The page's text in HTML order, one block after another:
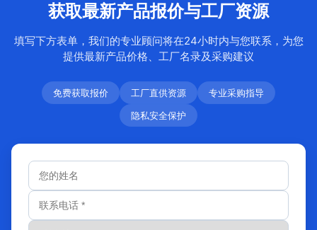
获取最新产品报价与工厂资源
填写下方表单，我们的专业顾问将在24小时内与您联系，为您
提供最新产品价格、工厂名录及采购建议
免费获取报价 工厂直供资源
专业采购指导
隐私安全保护